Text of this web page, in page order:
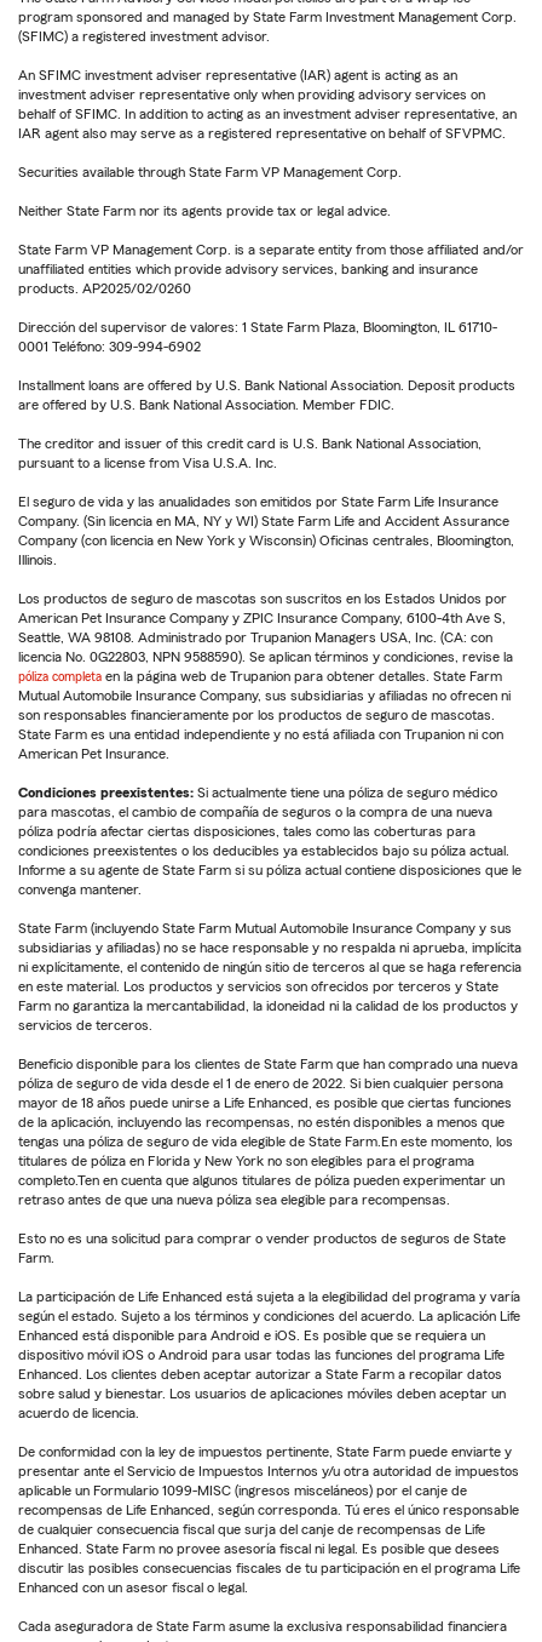
program sponsored and managed by State Farm Investment Management Corp.
(SFIMC) a registered investment advisor.
An SFIMC investment adviser representative (IAR) agent is acting as an
investment adviser representative only when providing advisory services on
behalf of SFIMC. In addition to acting as an investment adviser representative, an
IAR agent also may serve as a registered representative on behalf of SFVPMC.
Securities available through State Farm VP Management Corp.
Neither State Farm nor its agents provide tax or legal advice.
State Farm VP Management Corp. is a separate entity from those affiliated and/or
unaffiliated entities which provide advisory services, banking and insurance
products. AP2025/02/0260
Dirección del supervisor de valores: 1 State Farm Plaza, Bloomington, IL 61710-
0001 Teléfono: 309-994-6902
Installment loans are offered by U.S. Bank National Association. Deposit products
are offered by U.S. Bank National Association. Member FDIC.
The creditor and issuer of this credit card is U.S. Bank National Association,
pursuant to a license from Visa U.S.A. Inc.
El seguro de vida y las anualidades son emitidos por State Farm Life Insurance
Company. (Sin licencia en MA, NY y WI) State Farm Life and Accident Assurance
Company (con licencia en New York y Wisconsin) Oficinas centrales, Bloomington,
Illinois.
Los productos de seguro de mascotas son suscritos en los Estados Unidos por
American Pet Insurance Company y ZPIC Insurance Company, 6100-4th Ave S,
Seattle, WA 98108. Administrado por Trupanion Managers USA, Inc. (CA: con
licencia No. 0G22803, NPN 9588590). Se aplican términos y condiciones, revise la
póliza completa en la página web de Trupanion para obtener detalles. State Farm
Mutual Automobile Insurance Company, sus subsidiarias y afiliadas no ofrecen ni
son responsables financieramente por los productos de seguro de mascotas.
State Farm es una entidad independiente y no está afiliada con Trupanion ni con
American Pet Insurance.
Condiciones preexistentes: Si actualmente tiene una póliza de seguro médico
para mascotas, el cambio de compañía de seguros o la compra de una nueva
póliza podría afectar ciertas disposiciones, tales como las coberturas para
condiciones preexistentes o los deducibles ya establecidos bajo su póliza actual.
Informe a su agente de State Farm si su póliza actual contiene disposiciones que le
convenga mantener.
State Farm (incluyendo State Farm Mutual Automobile Insurance Company y sus
subsidiarias y afiliadas) no se hace responsable y no respalda ni aprueba, implícita
ni explícitamente, el contenido de ningún sitio de terceros al que se haga referencia
en este material. Los productos y servicios son ofrecidos por terceros y State
Farm no garantiza la mercantabilidad, la idoneidad ni la calidad de los productos y
servicios de terceros.
Beneficio disponible para los clientes de State Farm que han comprado una nueva
póliza de seguro de vida desde el 1 de enero de 2022. Si bien cualquier persona
mayor de 18 años puede unirse a Life Enhanced, es posible que ciertas funciones
de la aplicación, incluyendo las recompensas, no estén disponibles a menos que
tengas una póliza de seguro de vida elegible de State Farm.En este momento, los
titulares de póliza en Florida y New York no son elegibles para el programa
completo.Ten en cuenta que algunos titulares de póliza pueden experimentar un
retraso antes de que una nueva póliza sea elegible para recompensas.
Esto no es una solicitud para comprar o vender productos de seguros de State
Farm.
La participación de Life Enhanced está sujeta a la elegibilidad del programa y varía
según el estado. Sujeto a los términos y condiciones del acuerdo. La aplicación Life
Enhanced está disponible para Android e iOS. Es posible que se requiera un
dispositivo móvil iOS o Android para usar todas las funciones del programa Life
Enhanced. Los clientes deben aceptar autorizar a State Farm a recopilar datos
sobre salud y bienestar. Los usuarios de aplicaciones móviles deben aceptar un
acuerdo de licencia.
De conformidad con la ley de impuestos pertinente, State Farm puede enviarte y
presentar ante el Servicio de Impuestos Internos y/u otra autoridad de impuestos
aplicable un Formulario 1099-MISC (ingresos misceláneos) por el canje de
recompensas de Life Enhanced, según corresponda. Tú eres el único responsable
de cualquier consecuencia fiscal que surja del canje de recompensas de Life
Enhanced. State Farm no provee asesoría fiscal ni legal. Es posible que desees
discutir las posibles consecuencias fiscales de tu participación en el programa Life
Enhanced con un asesor fiscal o legal.
Cada aseguradora de State Farm asume la exclusiva responsabilidad financiera